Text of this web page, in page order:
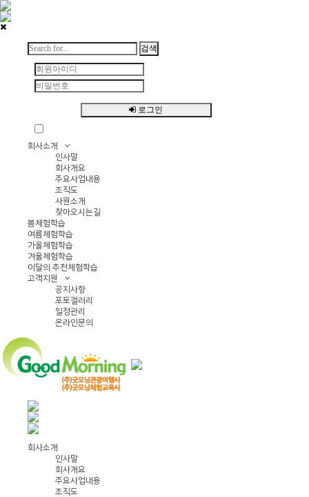
검색
로그인
회사소개
인사말
회사개요
주요사업내용
조직도
사원소개
찾아오시는길
봄체험학습
여름체험학습
가을체험학습
겨울체험학습
이달의 추천체험학습
고객지원
공지사항
포토갤러리
일정관리
온라인문의
회사소개
인사말
회사개요
주요사업내용
조직도